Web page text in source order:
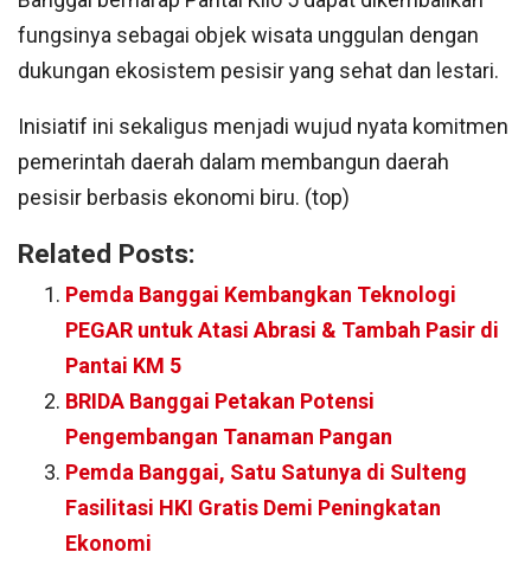
fungsinya sebagai objek wisata unggulan dengan
dukungan ekosistem pesisir yang sehat dan lestari.
Inisiatif ini sekaligus menjadi wujud nyata komitmen
pemerintah daerah dalam membangun daerah
pesisir berbasis ekonomi biru. (top)
Related Posts:
Pemda Banggai Kembangkan Teknologi
PEGAR untuk Atasi Abrasi & Tambah Pasir di
Pantai KM 5
BRIDA Banggai Petakan Potensi
Pengembangan Tanaman Pangan
Pemda Banggai, Satu Satunya di Sulteng
Fasilitasi HKI Gratis Demi Peningkatan
Ekonomi